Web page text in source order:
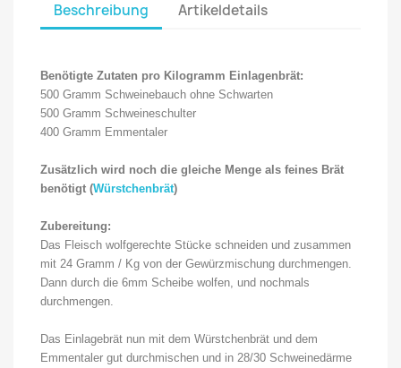
Beschreibung Artikeldetails
Benötigte Zutaten pro Kilogramm Einlagenbrät:
500 Gramm Schweinebauch ohne Schwarten
500 Gramm Schweineschulter
400 Gramm Emmentaler
Zusätzlich wird noch die gleiche Menge als feines Brät
benötigt (Würstchenbrät)
Zubereitung:
Das Fleisch wolfgerechte Stücke schneiden und zusammen
mit 24 Gramm / Kg von der Gewürzmischung durchmengen.
Dann durch die 6mm Scheibe wolfen, und nochmals
durchmengen.
Das Einlagebrät nun mit dem Würstchenbrät und dem
Emmentaler gut durchmischen und in 28/30 Schweinedärme